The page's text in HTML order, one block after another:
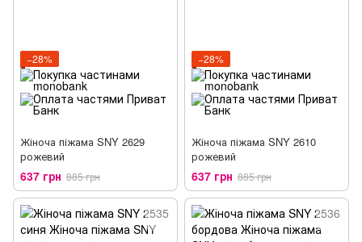
−28%
Жіноча піжама SNY 2629
рожевий
637 грн 885 грн
−28%
Жіноча піжама SNY 2610
рожевий
637 грн 885 грн